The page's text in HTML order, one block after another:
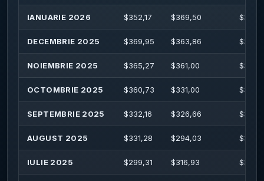
IANUARIE 2026 $352,17 $369,50 $
DECEMBRIE 2025 $369,95 $363,86 $
NOIEMBRIE 2025 $365,27 $361,00 $
OCTOMBRIE 2025 $360,73 $331,00 $
SEPTEMBRIE 2025 $332,16 $326,66 $
AUGUST 2025 $331,28 $294,03 $
IULIE 2025 $299,31 $316,93 $